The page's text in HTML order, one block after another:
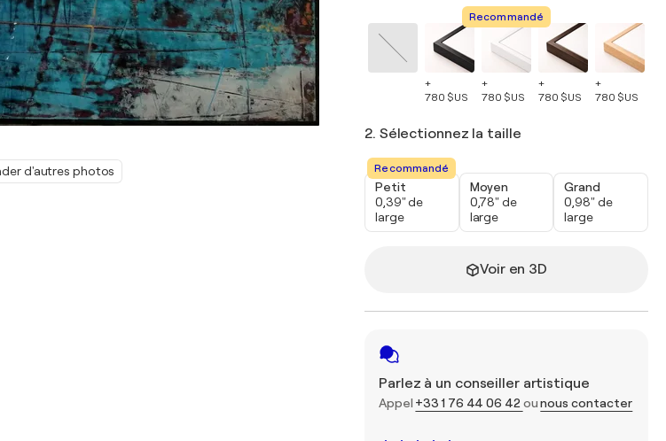
d'autres photos
+
780 $US
Recommandé
+
780 $US
+
780 $US
+
780 $US
2. Sélectionnez la taille
Recommandé
Petit
0,39" de
large
Moyen
0,78" de
large
Grand
0,98" de
large
Voir en 3D
Parlez à un conseiller artistique
Appel +33 1 76 44 06 42 ounous contacter